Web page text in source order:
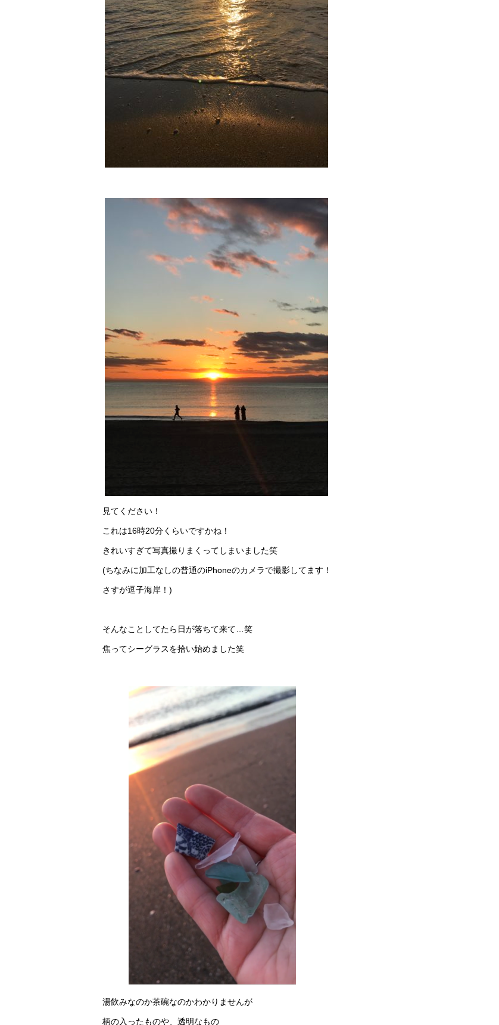
見てください！
これは16時20分くらいですかね！
きれいすぎて写真撮りまくってしまいました笑
(ちなみに加工なしの普通のiPhoneのカメラで撮影してます！
さすが逗子海岸！)
そんなことしてたら日が落ちて来て…笑
焦ってシーグラスを拾い始めました笑
湯飲みなのか茶碗なのかわかりませんが
柄の入ったものや、透明なもの